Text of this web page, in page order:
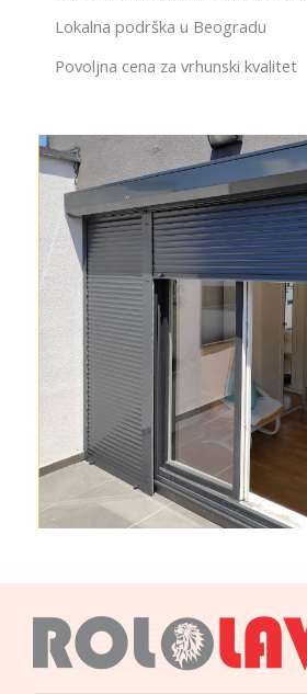
Lokalna podrška u Beogradu
Povoljna cena za vrhunski kvalitet